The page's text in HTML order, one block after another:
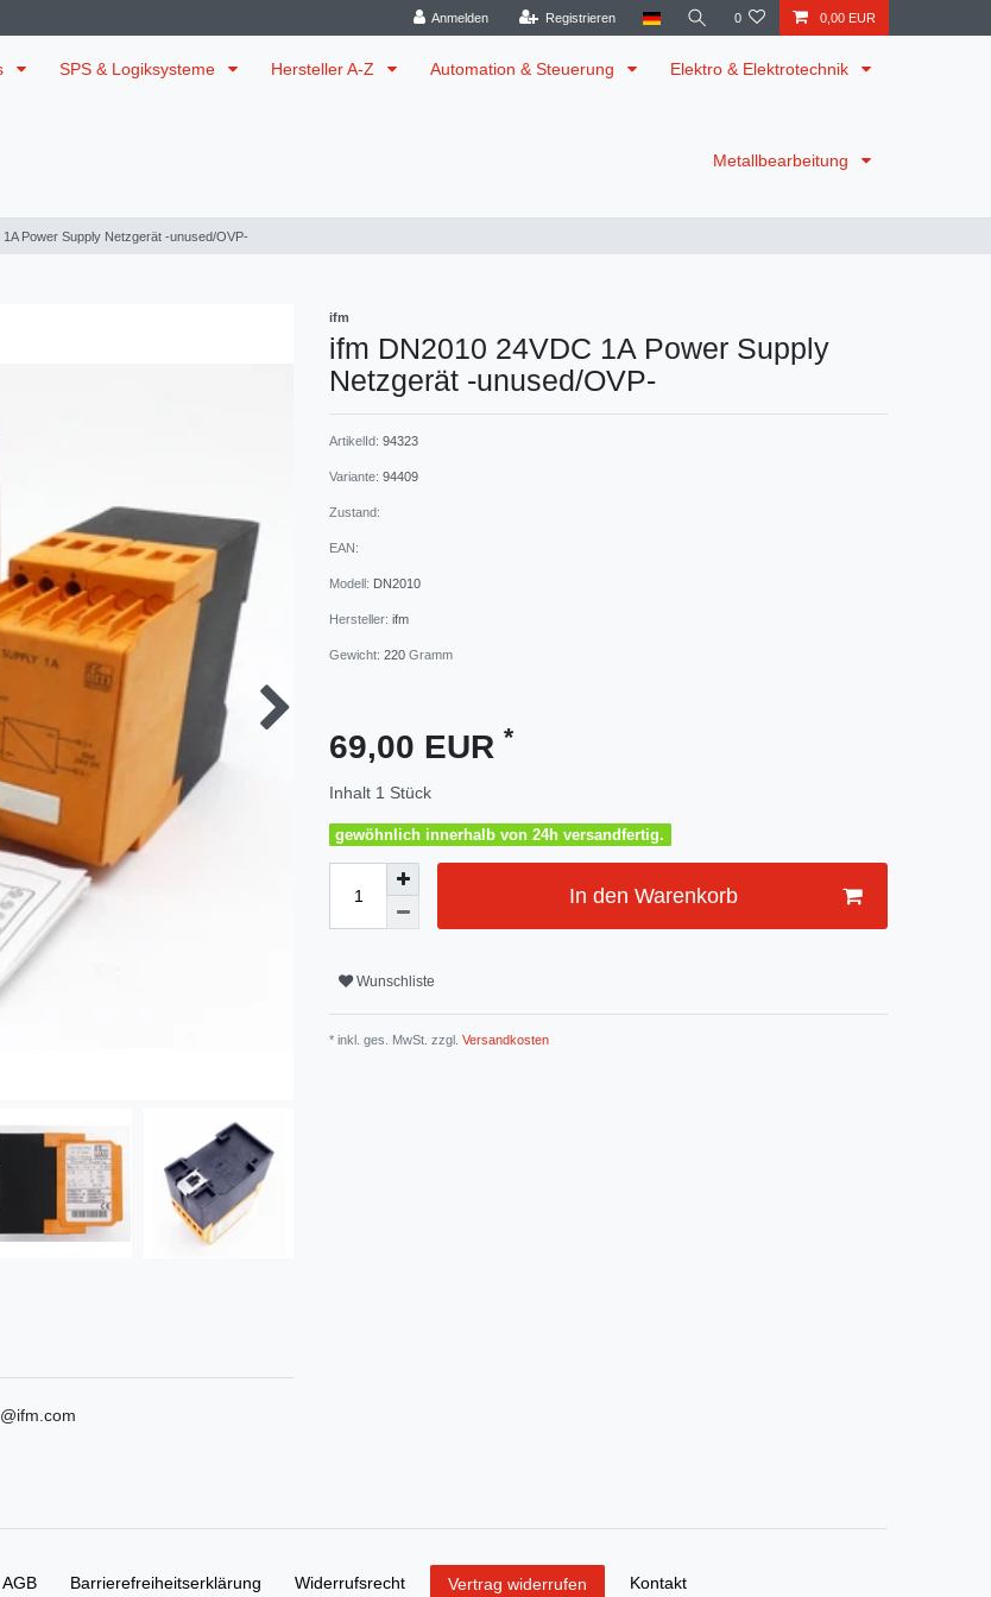
Anmelden Registrieren 0 0,00 EUR
SPS & Logiksysteme Hersteller A-Z Automation & Steuerung Elektro & Elektrotechnik
Metallbearbeitung
Power Supply Netzgerät -unused/OVP-
ifm
ifm DN2010 24VDC 1A Power Supply
Netzgerät -unused/OVP-
ArtikelId: 94323
Variante: 94409
Zustand:
EAN:
Modell: DN2010
Hersteller: ifm
Gewicht: 220 Gramm
69,00 EUR *
Inhalt 1 Stück
gewöhnlich innerhalb von 24h versandfertig.
In den Warenkorb
Wunschliste
* inkl. ges. MwSt. zzgl. Versandkosten
AGB Barrierefreiheitserklärung Widerrufs­recht Vertrag widerrufen Kontakt